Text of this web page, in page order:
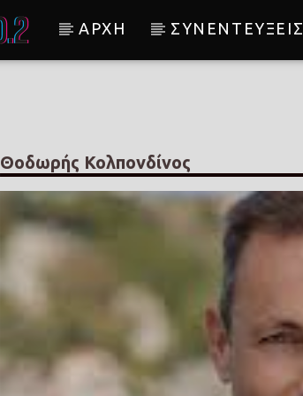
ΑΡΧΗ ΣΥΝΕΝΤΕΥΞΕΙΣ
Θοδωρής Κολπονδίνος